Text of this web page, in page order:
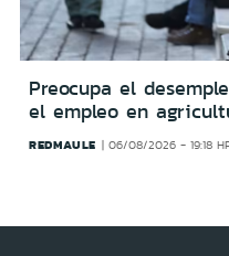
Preocupa el
el empleo en
REDMAULE 06/08/2026 - 19:18